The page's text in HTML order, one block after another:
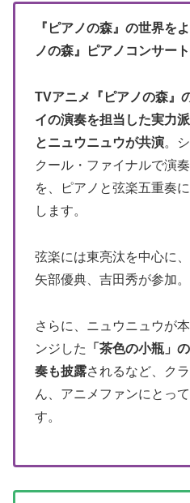
『ピアノの森』の世界を
ノの森』ピアノコンサー
TVアニメ『ピアノの森』
イの演奏を担当した実力
とニュウニュウが共演。
クール・ファイナルで演
を、ピアノと弦楽五重奏
します。
弦楽には東亮汰を中心に
矢部優典、吉田秀が参加。
さらに、ニュウニュウが
ンジした
「茶色の小瓶」
奏も披露されるなど、ク
ん、アニメファンにとっ
す。